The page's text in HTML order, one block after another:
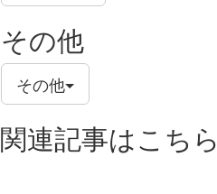
その他
その他
関連記事はこちら